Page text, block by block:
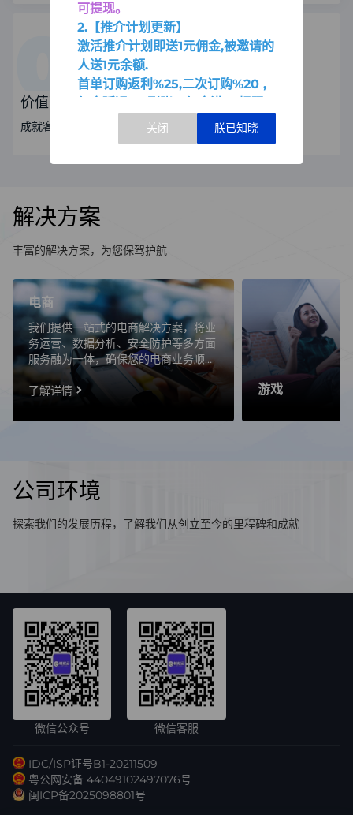
价值观
成就客户、创新进取、正直诚信、团队合作、激情奋斗
解决方案
丰富的解决方案，为您保驾护航
电商
我们提供一站式的电商解决方案，将业
务运营、数据分析、安全防护等多方面
服务融为一体，确保您的电商业务顺畅
无阻。我们提供一站式的电商解决方
案，将业务运营、数据分析、安全防护
业务顺畅无阻。
了解详情 游戏
公司环境
探索我们的发展历程，了解我们从创立至今的里程碑和成就
微信公众号 微信客服
IDC/ISP证号B1-20211509
粤公网安备 44049102497076号
闽ICP备2025098801号
可提现。
2.【推介计划更新】
激活推介计划即送1元佣金,被邀请的
人送1元余额.
首单订购返利%25,二次订购%20 ,